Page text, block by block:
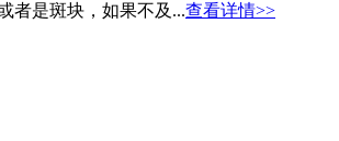
者是斑块，如果不及...查看详情>>